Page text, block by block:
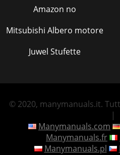
Amazon no
Mitsubishi Albero motore
Juwel Stufette
© 2020, manymanuals.it.
|
Manymanuals.com
Manymanuals.fr
Manymanuals.pl